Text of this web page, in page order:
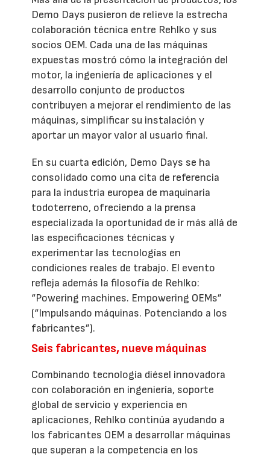
Demo Days pusieron de relieve la estrecha
colaboración técnica entre Rehlko y sus
socios OEM. Cada una de las máquinas
expuestas mostró cómo la integración del
motor, la ingeniería de aplicaciones y el
desarrollo conjunto de productos
contribuyen a mejorar el rendimiento de las
máquinas, simplificar su instalación y
aportar un mayor valor al usuario final.
En su cuarta edición, Demo Days se ha
consolidado como una cita de referencia
para la industria europea de maquinaria
todoterreno, ofreciendo a la prensa
especializada la oportunidad de ir más allá de
las especificaciones técnicas y
experimentar las tecnologías en
condiciones reales de trabajo. El evento
refleja además la filosofía de Rehlko:
“Powering machines. Empowering OEMs”
(“Impulsando máquinas. Potenciando a los
fabricantes”).
Seis fabricantes, nueve máquinas
Combinando tecnología diésel innovadora
con colaboración en ingeniería, soporte
global de servicio y experiencia en
aplicaciones, Rehlko continúa ayudando a
los fabricantes OEM a desarrollar máquinas
que superan a la competencia en los